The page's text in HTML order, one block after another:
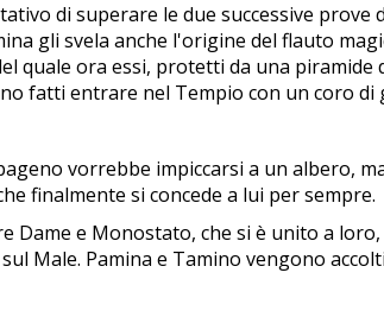
di superare le due successive
gli svela anche l'origine del flauto
quale ora essi, protetti da una
fatti entrare nel Tempio con un coro di
vorrebbe impiccarsi a un albero,
finalmente si concede a lui per sempre.
e Monostato, che si è unito a
Male. Pamina e Tamino vengono